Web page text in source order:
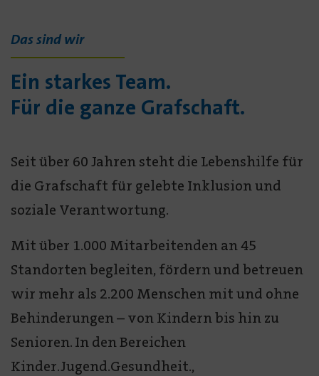
Das sind wir
Ein starkes Team.
Für die ganze Grafschaft.
Seit über 60 Jahren steht die Lebenshilfe für
die Grafschaft für gelebte Inklusion und
soziale Verantwortung.
Mit über 1.000 Mitarbeitenden an 45
Standorten begleiten, fördern und betreuen
wir mehr als 2.200 Menschen mit und ohne
Behinderungen – von Kindern bis hin zu
Senioren. In den Bereichen
Kinder.Jugend.Gesundheit.,